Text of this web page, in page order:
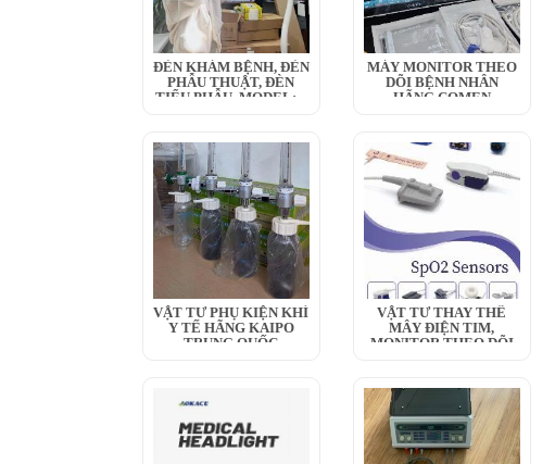
ĐÈN KHÁM BỆNH, ĐÈN
PHẪU THUẬT, ĐÈN
TIỂU PHẪU, MODEL:...
MÁY MONITOR THEO
DÕI BỆNH NHÂN
HÃNG COMEN
VẬT TƯ PHỤ KIỆN KHÍ
Y TẾ HÃNG KAIPO
TRUNG QUỐC
VẬT TƯ THAY THẾ
MÂY ĐIỆN TIM,
MONITOR THEO DÕI